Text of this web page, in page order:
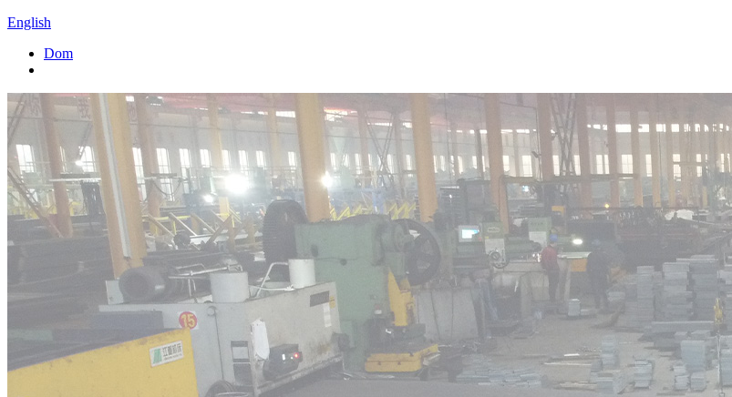
English
Dom